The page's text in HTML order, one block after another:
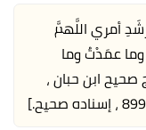
أمري اللَّهمَّ
عمَدْتُ وما
صحيح ابن حبان ،